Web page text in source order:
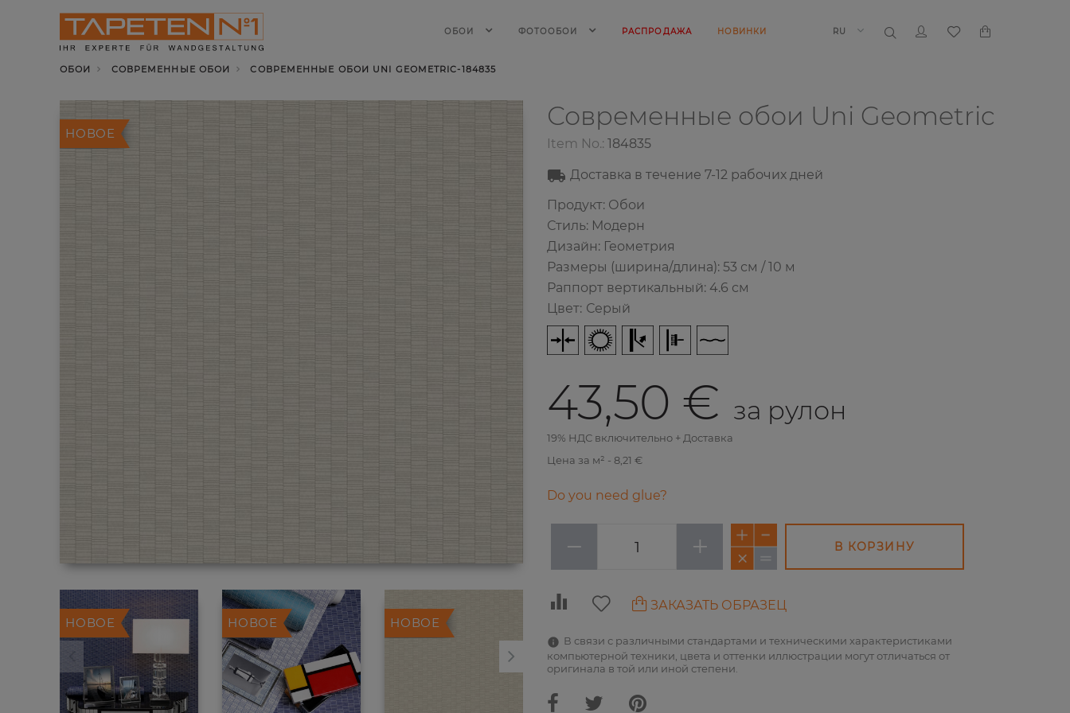
ОБОИ ФОТООБОИ РАСПРОДАЖА НОВИНКИ RU
ОБОИ СОВРЕМЕННЫЕ ОБОИ СОВРЕМЕННЫЕ ОБОИ UNI GEOMETRIC-184835
НОВОЕ
НОВОЕ НОВОЕ НОВОЕ
Современные обои Uni Geometric
Item No.: 184835
Доставка в течение 7-12 рабочих дней
Продукт: Обои
Стиль: Модерн
Дизайн: Геометрия
Размеры (ширина/длина): 53 см / 10 м
Раппорт вертикальный: 4.6 см
Цвет: Серый
43,50 € за рулон
19% НДС включительно + Доставка
Цена за м² - 8,21 €
Do you need glue?
− + В КОРЗИНУ
ЗАКАЗАТЬ ОБРАЗЕЦ
В связи с различными стандартами и техническими характеристиками
компьютерной техники, цвета и оттенки иллюстрации могут отличаться от
оригинала в той или иной степени.